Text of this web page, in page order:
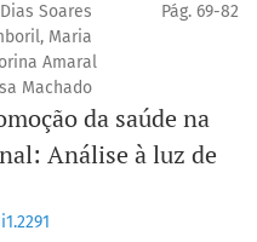
Soares
Maria
Amaral
Machado
Pág. 69-82
da saúde na
Análise à luz de